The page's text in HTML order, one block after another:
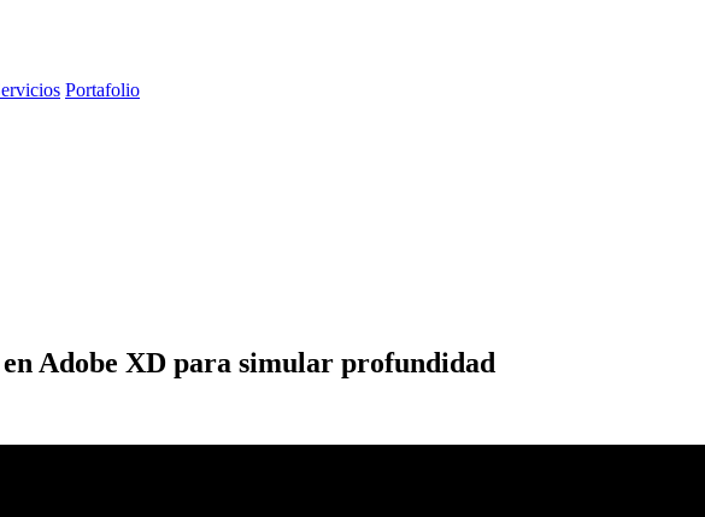
Portafolio
Adobe XD para simular profundidad